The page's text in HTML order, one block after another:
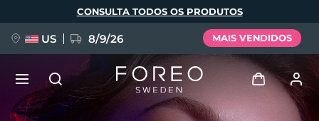
principal
CONSULTA TODOS OS PRODUTOS
US 8/9/26 MAIS VENDIDOS